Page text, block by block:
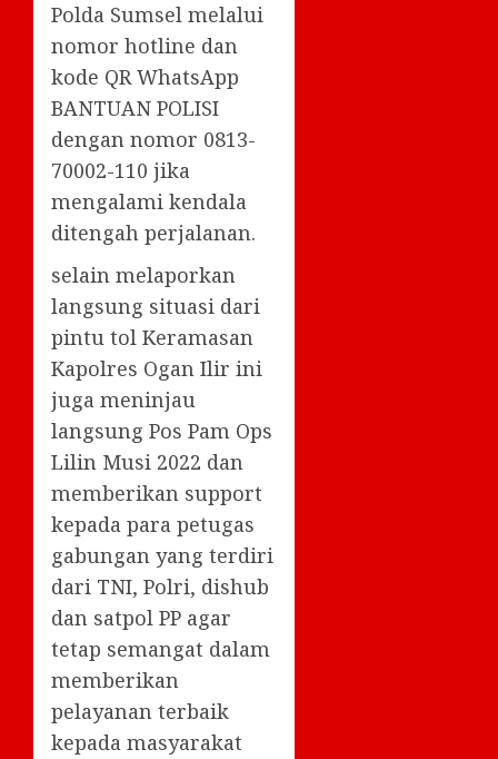
Polda Sumsel melalui
nomor hotline dan
kode QR WhatsApp
BANTUAN POLISI
dengan nomor 0813-
70002-110 jika
mengalami kendala
ditengah perjalanan.
selain melaporkan
langsung situasi dari
pintu tol Keramasan
Kapolres Ogan Ilir ini
juga meninjau
langsung Pos Pam Ops
Lilin Musi 2022 dan
memberikan support
kepada para petugas
gabungan yang terdiri
dari TNI, Polri, dishub
dan satpol PP agar
tetap semangat dalam
memberikan
pelayanan terbaik
kepada masyarakat